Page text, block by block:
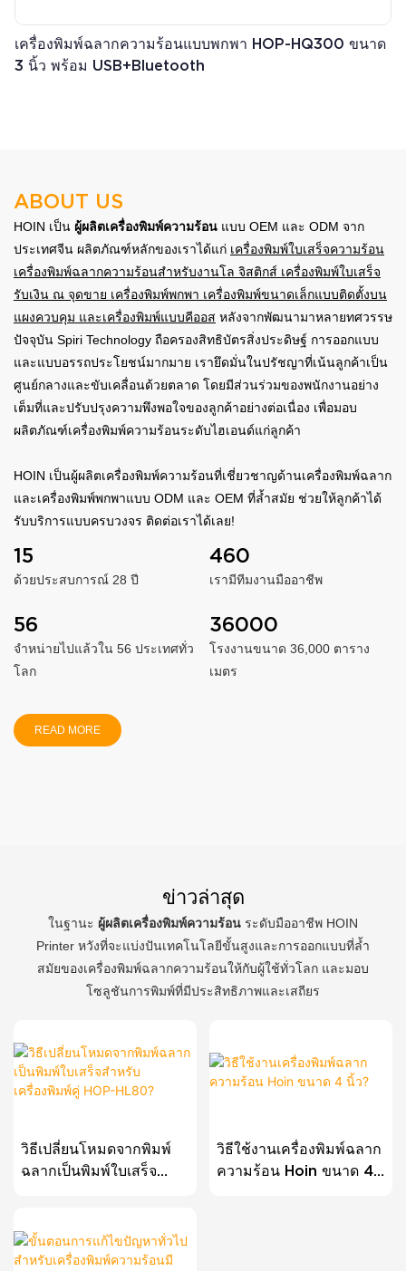
เครื่องพิมพ์ฉลากความร้อนแบบพกพา HOP-HQ300 ขนาด
3 นิ้ว พร้อม USB+Bluetooth
ABOUT US
HOIN เป็น ผู้ผลิตเครื่องพิมพ์ความร้อน แบบ OEM และ ODM จาก
ประเทศจีน ผลิตภัณฑ์หลักของเราได้แก่ เครื่องพิมพ์ใบเสร็จความร้อน
เครื่องพิมพ์ฉลากความร้อนสำหรับงานโล จิสติกส์ เครื่องพิมพ์ใบเสร็จ
รับเงิน ณ จุดขาย เครื่องพิมพ์พกพา เครื่องพิมพ์ขนาดเล็กแบบติดตั้งบน
แผงควบคุม และเครื่องพิมพ์แบบคีออส หลังจากพัฒนามาหลายทศวรรษ
ปัจจุบัน Spiri Technology ถือครองสิทธิบัตรสิ่งประดิษฐ์ การออกแบบ
และแบบอรรถประโยชน์มากมาย เรายึดมั่นในปรัชญาที่เน้นลูกค้าเป็น
ศูนย์กลางและขับเคลื่อนด้วยตลาด โดยมีส่วนร่วมของพนักงานอย่าง
เต็มที่และปรับปรุงความพึงพอใจของลูกค้าอย่างต่อเนื่อง เพื่อมอบ
ผลิตภัณฑ์เครื่องพิมพ์ความร้อนระดับไฮเอนด์แก่ลูกค้า
HOIN เป็นผู้ผลิตเครื่องพิมพ์ความร้อนที่เชี่ยวชาญด้านเครื่องพิมพ์ฉลาก
และเครื่องพิมพ์พกพาแบบ ODM และ OEM ที่ล้ำสมัย ช่วยให้ลูกค้าได้
รับบริการแบบครบวงจร ติดต่อเราได้เลย!
15
ด้วยประสบการณ์ 28 ปี
460
เรามีทีมงานมืออาชีพ
56
จำหน่ายไปแล้วใน 56 ประเทศทั่ว
โลก
36000
โรงงานขนาด 36,000 ตาราง
เมตร
READ MORE
ข่าวล่าสุด
ในฐานะ ผู้ผลิตเครื่องพิมพ์ความร้อน ระดับมืออาชีพ HOIN
Printer หวังที่จะแบ่งปันเทคโนโลยีขั้นสูงและการออกแบบที่ล้ำ
สมัยของเครื่องพิมพ์ฉลากความร้อนให้กับผู้ใช้ทั่วโลก และมอบ
โซลูชันการพิมพ์ที่มีประสิทธิภาพและเสถียร
วิธีเปลี่ยนโหมดจากพิมพ์
ฉลากเป็นพิมพ์ใบเสร็จ
วิธีใช้งานเครื่องพิมพ์ฉลาก
ความร้อน Hoin ขนาด 4